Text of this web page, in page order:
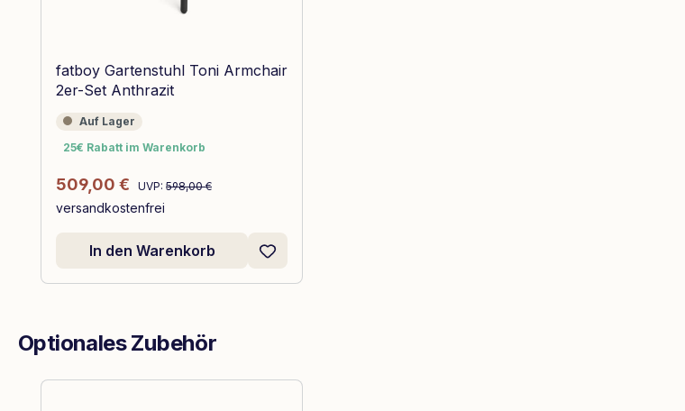
fatboy Gartenstuhl Toni Armchair
2er-Set Anthrazit
Auf Lager
Auf Lager
25€ Rabatt im Warenkorb
25€ Rabatt im Warenkorb
Verkaufspreis:
509,00 € Regulärer Preis:
UVP: 598,00 €
versandkostenfrei
In den Warenkorb
Optionales Zubehör
Produktgalerie überspringen